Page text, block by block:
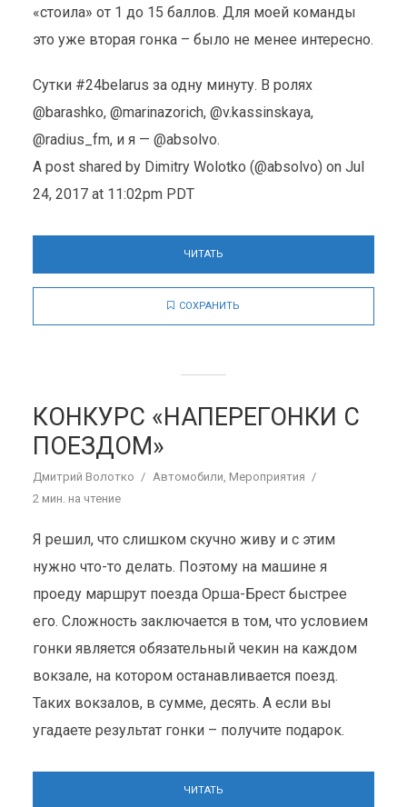
«стоила» от 1 до 15 баллов. Для моей команды
это уже вторая гонка – было не менее интересно.
Сутки #24belarus за одну минуту. В ролях
@barashko, @marinazorich, @v.kassinskaya,
@radius_fm, и я — @absolvo.
A post shared by Dimitry Wolotko (@absolvo) on Jul
24, 2017 at 11:02pm PDT
ЧИТАТЬ
СОХРАНИТЬ
КОНКУРС «НАПЕРЕГОНКИ С
ПОЕЗДОМ»
Дмитрий Волотко Автомобили, Мероприятия
2 мин. на чтение
Я решил, что слишком скучно живу и с этим
нужно что-то делать. Поэтому на машине я
проеду маршрут поезда Орша-Брест быстрее
его. Сложность заключается в том, что условием
гонки является обязательный чекин на каждом
вокзале, на котором останавливается поезд.
Таких вокзалов, в сумме, десять. А если вы
угадаете результат гонки – получите подарок.
ЧИТАТЬ